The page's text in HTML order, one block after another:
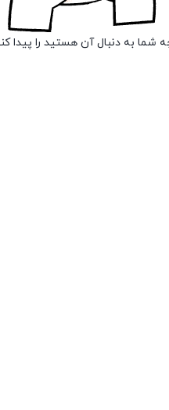
شما به دنبال آن هستید را پیدا